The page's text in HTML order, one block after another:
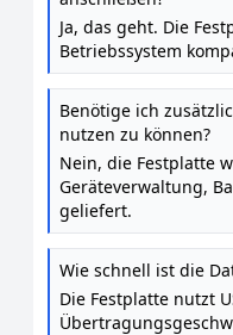
automatische
Schwarz - auch
PS4
Ja, das geht. Die
Betriebssystem
Benötige ich
nutzen zu können?
Nein, die Festplatte
Geräteverwaltung,
geliefert.
Wie schnell ist die
Die Festplatte nutzt